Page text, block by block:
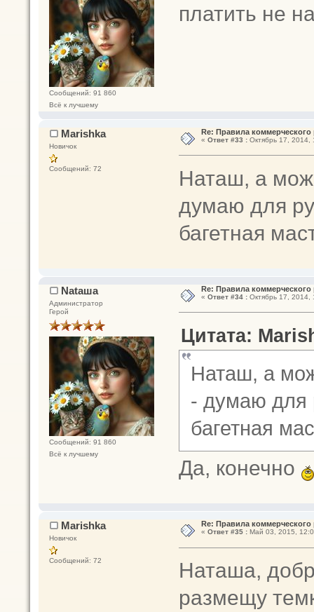
Сообщений: 91 860
Всё к лучшему
платить не
Marishka
Новичок
Сообщений: 72
Re: Правила коммерческого
« Ответ #33 :Октябрь 17, 2014,
Наташ, а
думаю для
багетная
Nataшa
Администратор
Герой
Сообщений: 91 860
Всё к лучшему
Re: Правила коммерческого
« Ответ #34 :Октябрь 17, 2014,
Цитата:
Наташ, а
- думаю для
багетная
Да, конечно
Marishka
Новичок
Сообщений: 72
Re: Правила коммерческого
« Ответ #35 :Май 03, 2015,
Наташа,
размещу